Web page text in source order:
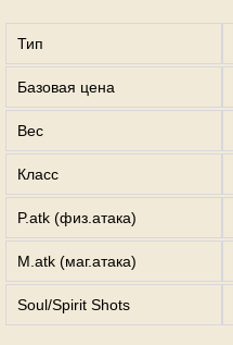
Тип
Базовая цена
Вес
Класс
P.atk (физ.атака)
M.atk (маг.атака)
Soul/Spirit Shots